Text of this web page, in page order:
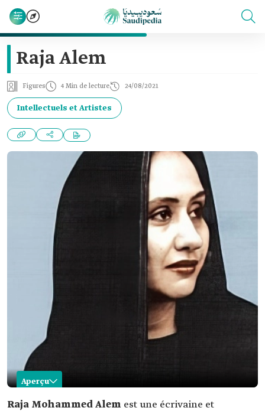
Raja Alem
Figures 4 Min de lecture 24/08/2021
Intellectuels et Artistes
Aperçu
Raja Alem
Raja Mohammed Alem est une écrivaine et